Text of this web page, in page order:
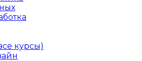
курсы)